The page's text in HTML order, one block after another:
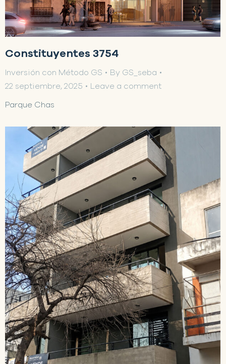
Constituyentes 3754
Inversión con Método GS By GS_seba
22 septiembre, 2025
Leave a comment
Parque Chas